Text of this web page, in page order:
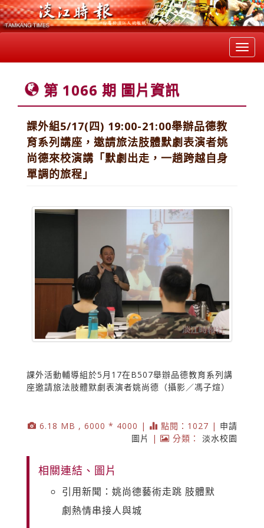
第 1066 期 圖片資訊
課外組5/17(四) 19:00-21:00舉辦品德教
育系列講座，邀請旅法肢體默劇表演者姚
尚德來校演講「默劇出走，一趟跨越自身
單調的旅程」
課外活動輔導組於5月17在B507舉辦品德教育系列講
座邀請旅法肢體默劇表演者姚尚德（攝影／馮子煊）
6.18 MB , 6000 * 4000 | 點閱：1027 | 申請
圖片
| 分類： 淡水校園
相關連結、圖片
引用新聞：姚尚德藝術走跳 肢體默
劇熱情串接人與城